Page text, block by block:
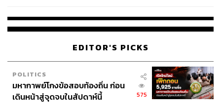
EDITOR'S PICKS
POLITICS
มหากาพย์โกงข้อสอบท้องถิ่น ก่อน
เดินหน้าสู่จุดจบในสัปดาห์นี้
575